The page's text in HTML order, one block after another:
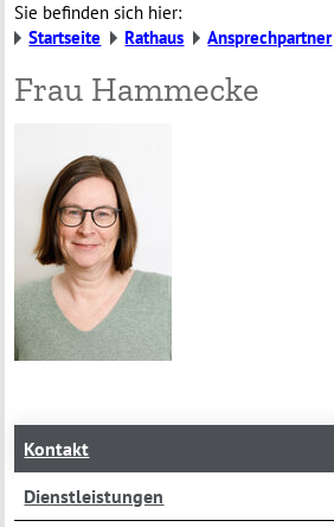
Sie befinden sich hier:
Startseite
Rathaus Ansprechpartner
Frau Hammecke
Kontakt
Dienstleistungen